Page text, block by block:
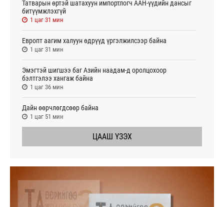
Татварын өртэй шатахуун импортлогч ААН-үүдийн дансыг
битүүмжлэхгүй
1 цаг 31 мин
Европт аагим халуун өдрүүд үргэлжилсээр байна
1 цаг 31 мин
Эмэгтэй шигшээ баг Азийн наадам-д оролцохоор
бэлтгэлээ хангаж байна
1 цаг 36 мин
Дайн өөрчлөгдсөөр байна
1 цаг 51 мин
ЦААШ ҮЗЭХ